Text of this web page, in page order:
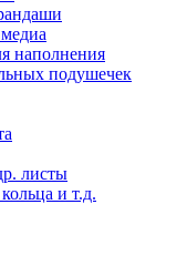
наполнения
подушечек
листы
и т.д.